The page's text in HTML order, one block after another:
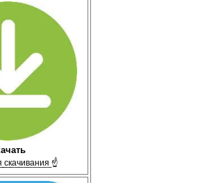
̲с̲к̲а̲ч̲и̲в̲а̲н̲и̲я̲ ☝